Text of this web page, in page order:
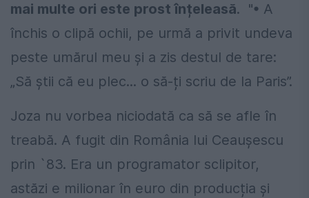
mai multe ori este prost înțeleasă. "• A
închis o clipă ochii, pe urmă a privit undeva
peste umărul meu și a zis destul de tare:
„Să știi că eu plec... o să-ți scriu de la Paris”.
Joza nu vorbea niciodată ca să se afle în
treabă. A fugit din România lui Ceaușescu
prin `83. Era un programator sclipitor,
astăzi e milionar în euro din producția și